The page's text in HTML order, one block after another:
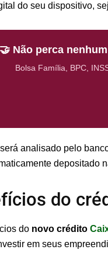
do seu dispositivo,
🤝 Não perca
Bolsa Família, BPC,
analisado pelo
depositado
do
do novo crédito
em seus